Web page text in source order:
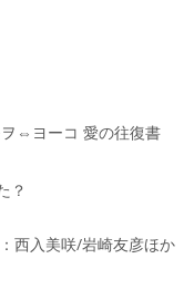
⇔ヨーコ 愛の往復書
？
西入美咲/岩崎友彦ほか